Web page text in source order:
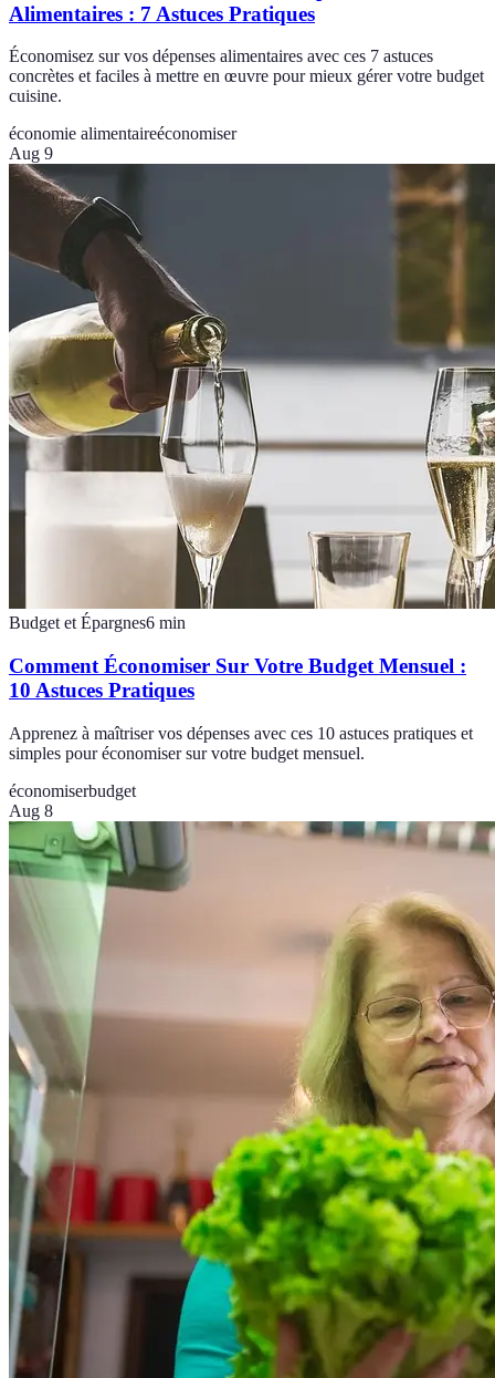
Alimentaires : 7 Astuces Pratiques
Économisez sur vos dépenses alimentaires avec ces 7 astuces
concrètes et faciles à mettre en œuvre pour mieux gérer votre budget
cuisine.
économie alimentaireéconomiser
Aug 9
Budget et Épargnes6 min
Comment Économiser Sur Votre Budget Mensuel :
10 Astuces Pratiques
Apprenez à maîtriser vos dépenses avec ces 10 astuces pratiques et
simples pour économiser sur votre budget mensuel.
économiserbudget
Aug 8